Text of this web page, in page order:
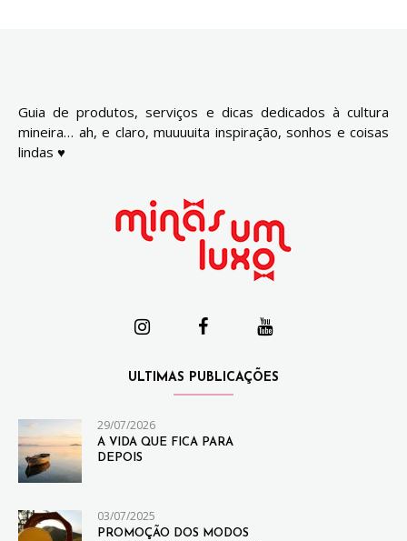
Guia de produtos, serviços e dicas dedicados à cultura
mineira… ah, e claro, muuuuita inspiração, sonhos e coisas
lindas ♥
ULTIMAS PUBLICAÇÕES
29/07/2026
A VIDA QUE FICA PARA
DEPOIS
03/07/2025
PROMOÇÃO DOS MODOS